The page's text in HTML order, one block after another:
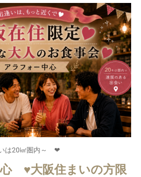
は20㎢圏内～ ❤
♥大阪住まいの方限